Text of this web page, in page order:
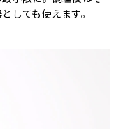
しても使えます。